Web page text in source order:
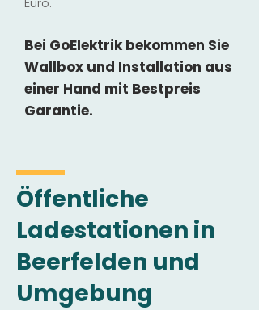
Bei GoElektrik bekommen Sie
Wallbox und Installation aus
einer Hand mit Bestpreis
Garantie.
Öffentliche
Ladestationen in
Beerfelden und
Umgebung